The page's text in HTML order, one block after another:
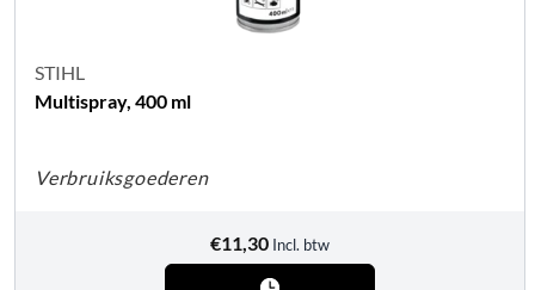
STIHL
Multispray, 400 ml
Verbruiksgoederen
€11,30 Incl. btw